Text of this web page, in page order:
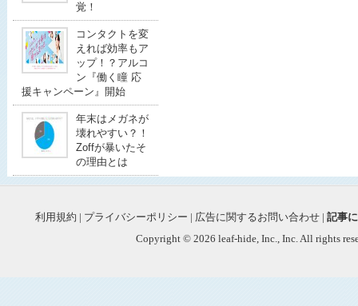
覚！
コンタクトを変
えれば効率もア
ップ！？アルコ
ン『働く瞳 応
援キャンペーン』開始
年末はメガネが
壊れやすい？！
Zoffが暴いたそ
の理由とは
利用規約 | プライバシーポリシー | 広告に関するお問い合わせ | 記事
Copyright © 2026 leaf-hide, Inc., Inc. All rights